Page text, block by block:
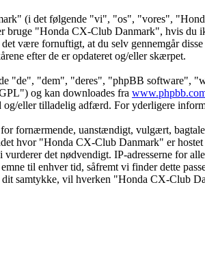
(i det følgende "vi", "os", "vores",
"Honda CX-Club Danmark", hvis du
være fornuftigt, at du selv gennemgår
efter de er opdateret og/eller skærpet.
"de", "dem", "deres", "phpBB
og kan downloades fra
eller tilladelig adfærd. For yderligere
fornærmende, uanstændigt, vulgært,
hvor "Honda CX-Club Danmark" er
vurderer det nødvendigt. IP-adresserne
til enhver tid, såfremt vi finder dette
samtykke, vil hverken "Honda CX-Club